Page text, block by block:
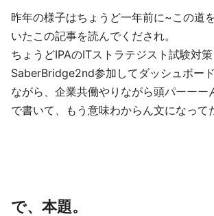
昨年の様子はちょうど一年前に~この道
いたこの記事を読んでくだされ。
ちょうどIPAのITストラテジスト試験対
SaberBridge2nd参加してダッシュボー
ながら、企業共働やりながら頭パーーー
で書いて、もう意味わからん文になって
で、本題。